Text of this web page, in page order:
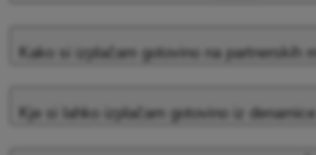
Kako si izplačam gotovino na partnerskih
Kje si lahko izplačam gotovino iz denarnice